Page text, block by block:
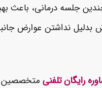
جلسه درمانی، باعث
بدلیل نداشتن عوارض
رایگان تلفنی متخصصین